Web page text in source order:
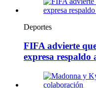
Deportes
FIFA advierte
expresa